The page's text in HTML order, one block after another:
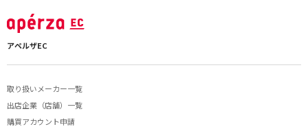
アペルザEC
取り扱いメーカー一覧
出店企業（店舗）一覧
購買アカウント申請